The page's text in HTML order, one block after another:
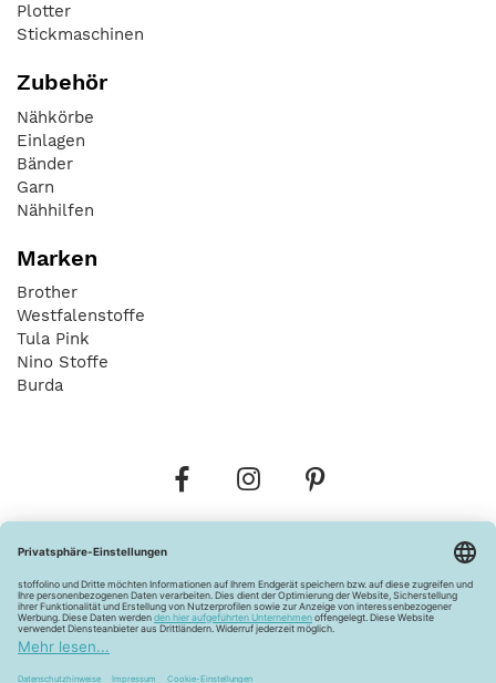
Plotter
Stickmaschinen
Zubehör
Nähkörbe
Einlagen
Bänder
Garn
Nähhilfen
Marken
Brother
Westfalenstoffe
Tula Pink
Nino Stoffe
Burda
Widerrufsbelehrung Vertrag widerrufen
Barrierefreiheitserklärung